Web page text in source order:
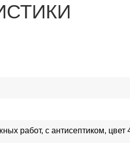
работ, с антисептиком,